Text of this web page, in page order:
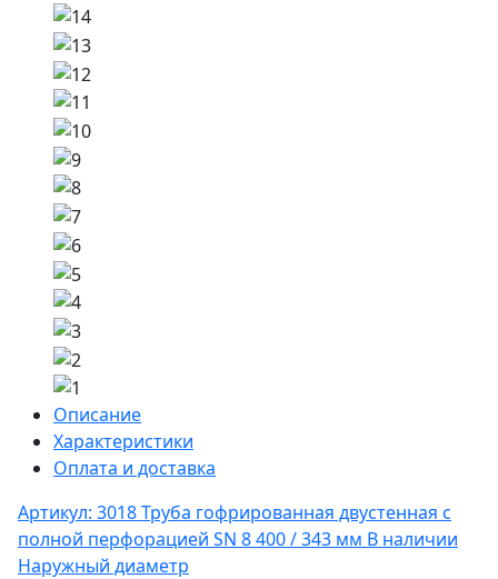
Описание
Характеристики
Оплата и доставка
Артикул: 3018Труба гофрированная двустенная с
полной перфорацией SN 8 400 / 343 мм В наличии
Наружный диаметр